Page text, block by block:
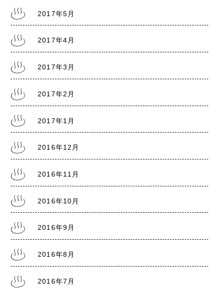
2017年5月
2017年4月
2017年3月
2017年2月
2017年1月
2016年12月
2016年11月
2016年10月
2016年9月
2016年8月
2016年7月